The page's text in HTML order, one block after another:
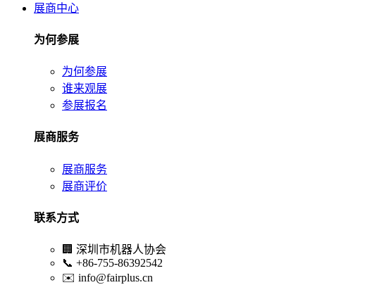
展商中心
为何参展
为何参展
谁来观展
参展报名
展商服务
展商服务
展商评价
联系方式
🏢 深圳市机器人协会
📞 +86-755-86392542
✉️ info@fairplus.cn